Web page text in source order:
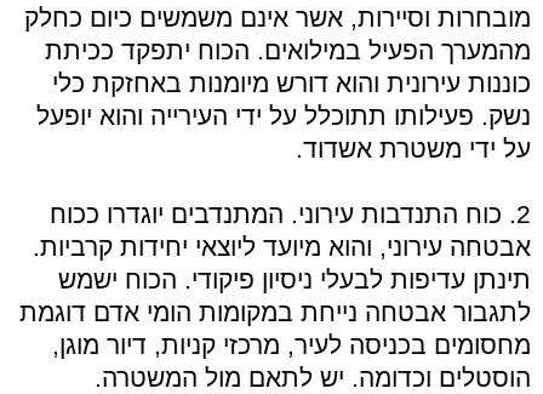
מובחרות וסיירות, אשר אינם משמשים כיום כחלק
מהמערך הפעיל במילואים. הכוח יתפקד ככיתת
כוננות עירונית והוא דורש מיומנות באחזקת כלי
נשק. פעילותו תתוכלל על ידי העירייה והוא יופעל
על ידי משטרת אשדוד.
2. כוח התנדבות עירוני. המתנדבים יוגדרו ככוח
אבטחה עירוני, והוא מיועד ליוצאי יחידות קרביות.
תינתן עדיפות לבעלי ניסיון פיקודי. הכוח ישמש
לתגבור אבטחה נייחת במקומות הומי אדם דוגמת
מחסומים בכניסה לעיר, מרכזי קניות, דיור מוגן,
הוסטלים וכדומה. יש לתאם מול המשטרה.